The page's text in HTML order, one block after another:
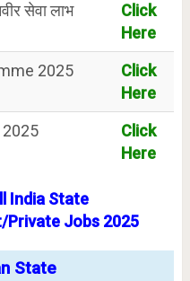
सेवा लाभ
Click
Here
2025
Click
Here
Click
Here
India State
Jobs 2025
State